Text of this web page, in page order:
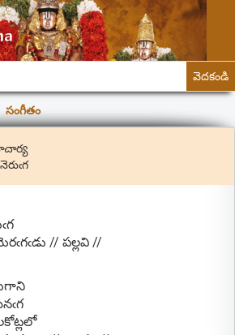
వెదకండి
సంగీతం
// పల్లవి //